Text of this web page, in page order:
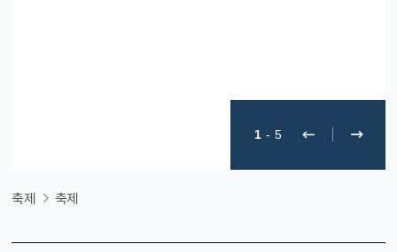
1 - 5
축제 축제